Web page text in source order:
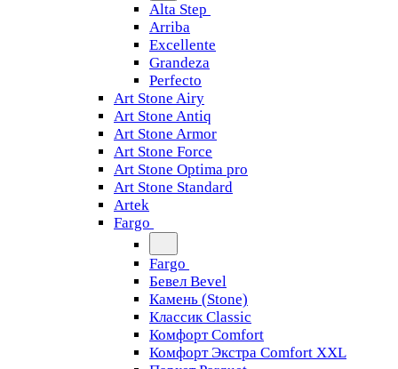
Alta Step
Arriba
Excellente
Grandeza
Perfecto
Art Stone Airy
Art Stone Antiq
Art Stone Armor
Art Stone Force
Art Stone Optima pro
Art Stone Standard
Artek
Fargo
Fargo
Бевел Bevel
Камень (Stone)
Классик Classic
Комфорт Comfort
Комфорт Экстра Comfort XXL